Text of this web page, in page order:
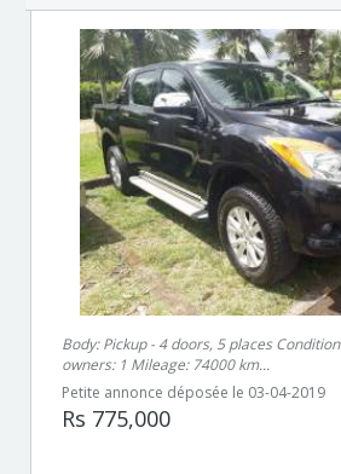
Body: Pickup - 4 doors, 5 places
owners: 1 Mileage: 74000 km...
Petite annonce déposée le 03-04-2019
Rs 775,000